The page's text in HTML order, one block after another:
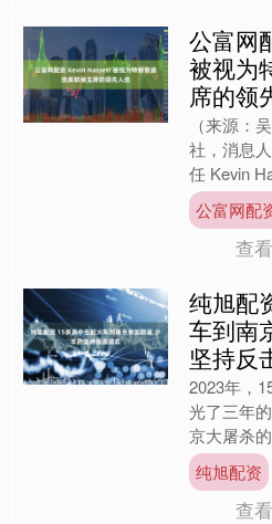
公富网
被视为
席的领
（来源：
社，消息
任 Kevin
选下任美
最符合特朗
公富网配
查
纯旭配
车到南
坚持反
2023年，
光了三年
京大屠杀
馆。他的
12月5日，
纯旭配资
查